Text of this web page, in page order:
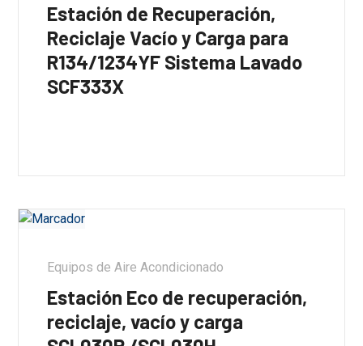
Estación de Recuperación,
Reciclaje Vacío y Carga para
R134/1234YF Sistema Lavado
SCF333X
Equipos de Aire Acondicionado
Estación Eco de recuperación,
reciclaje, vacío y carga